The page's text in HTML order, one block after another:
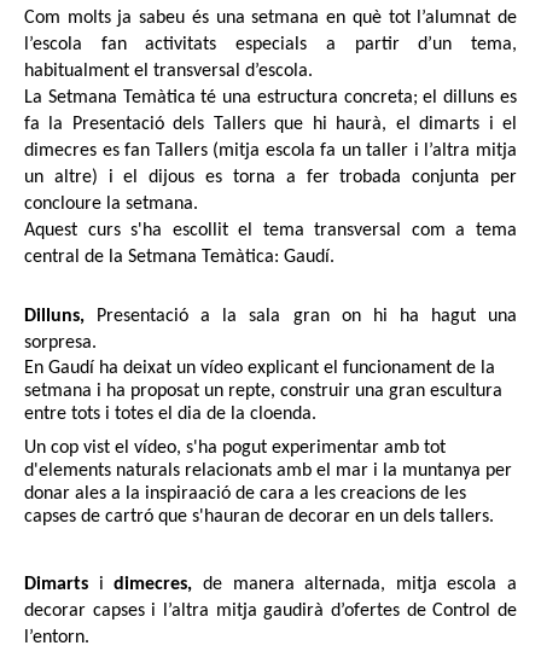
Com molts ja sabeu és una setmana en què tot l’alumnat de
l’escola fan activitats especials a partir d’un tema,
habitualment el transversal d’escola.
La Setmana Temàtica té una estructura concreta; el dilluns es
fa la Presentació dels Tallers que hi haurà, el dimarts i el
dimecres es fan Tallers (mitja escola fa un taller i l’altra mitja
un altre) i el dijous es torna a fer trobada conjunta per
concloure la setmana.
Aquest curs s'ha escollit el tema transversal com a tema
central de la Setmana Temàtica: Gaudí.
Dilluns, Presentació a la sala gran on hi ha hagut una
sorpresa.
En Gaudí ha deixat un vídeo explicant el funcionament de la
setmana i ha proposat un repte, construir una gran escultura
entre tots i totes el dia de la cloenda.
Un cop vist el vídeo, s'ha pogut experimentar amb tot
d'elements naturals relacionats amb el mar i la muntanya per
donar ales a la inspiraació de cara a les creacions de les
capses de cartró que s'hauran de decorar en un dels tallers.
Dimarts i dimecres, de manera alternada, mitja escola a
decorar capses i l’altra mitja gaudirà d’ofertes de Control de
l’entorn.